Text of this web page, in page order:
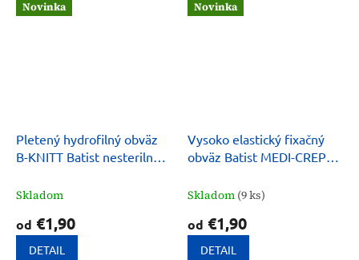
sa len u mobilných
pacientov a na zosilnenie...
ho využiť aj ako športovú
bandáž a na pripevnenie
Novinka
Pletený hydrofilný obväz
B-KNITT Batist nesterilný
Skladom
od €1,90
DETAIL
Novinka
Vysoko elastický fixačný
obväz Batist MEDI-CREP
Skladom (9 ks)
od €1,90
DETAIL